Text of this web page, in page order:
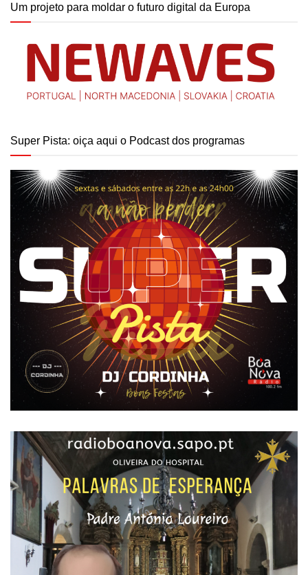
Um projeto para moldar o futuro digital da Europa
Super Pista: oiça aqui o Podcast dos programas